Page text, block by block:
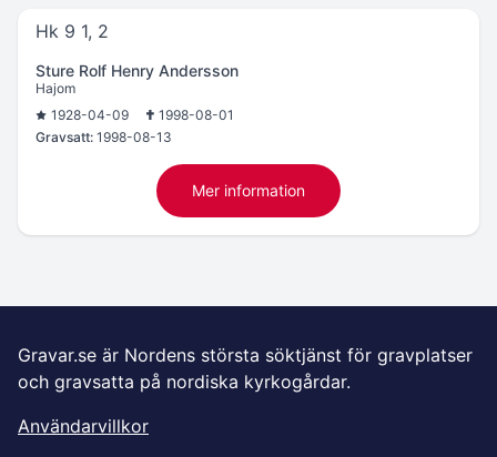
Hk 9 1, 2
Sture Rolf Henry Andersson
Hajom
1928-04-09
1998-08-01
Gravsatt: 1998-08-13
Mer information
Gravar.se är Nordens största söktjänst för gravplatser
och gravsatta på nordiska kyrkogårdar.
Användarvillkor